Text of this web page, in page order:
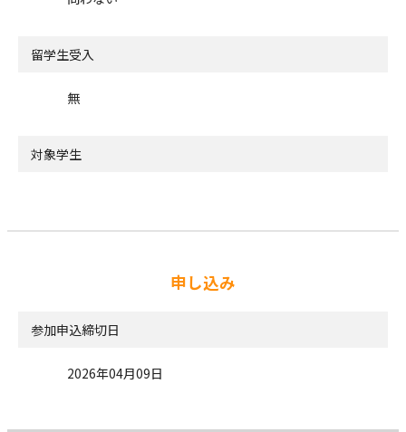
留学生受入
無
対象学生
申し込み
参加申込締切日
2026年04月09日